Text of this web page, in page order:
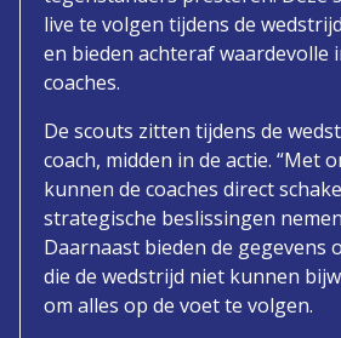
live te volgen tijdens de
en bieden achteraf waardevolle
coaches.
De scouts zitten tijdens de
coach, midden in de actie. “Met
kunnen de coaches direct
strategische beslissingen
Daarnaast bieden de gegevens
die de wedstrijd niet kunnen
om alles op de voet te volgen.